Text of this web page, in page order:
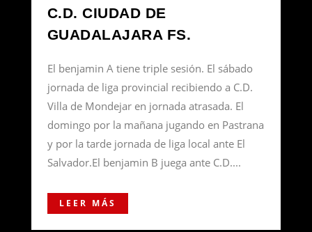
C.D. CIUDAD DE
GUADALAJARA FS.
El benjamin A tiene triple sesión. El sábado
jornada de liga provincial recibiendo a C.D.
Villa de Mondejar en jornada atrasada. El
domingo por la mañana jugando en Pastrana
y por la tarde jornada de liga local ante El
Salvador.El benjamin B juega ante C.D....
LEER MÁS